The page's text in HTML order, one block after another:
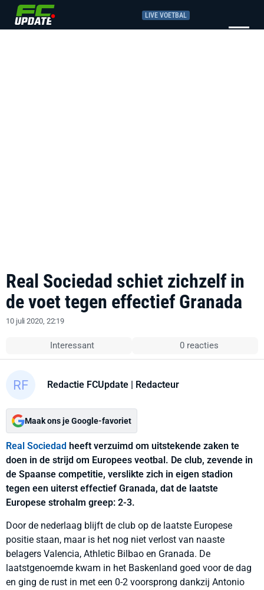
LIVE VOETBAL
Real Sociedad schiet zichzelf in
de voet tegen effectief Granada
10 juli 2020, 22:19
Interessant 0 reacties
Redactie FCUpdate | Redacteur
Maak ons je Google-favoriet
Real Sociedad heeft verzuimd om uitstekende zaken te
doen in de strijd om Europees veotbal. De club, zevende in
de Spaanse competitie, verslikte zich in eigen stadion
tegen een uiterst effectief Granada, dat de laatste
Europese strohalm greep: 2-3.
Door de nederlaag blijft de club op de laatste Europese
positie staan, maar is het nog niet verlost van naaste
belagers Valencia, Athletic Bilbao en Granada. De
laatstgenoemde kwam in het Baskenland goed voor de dag
en ging de rust in met een 0-2 voorsprong dankzij Antonio